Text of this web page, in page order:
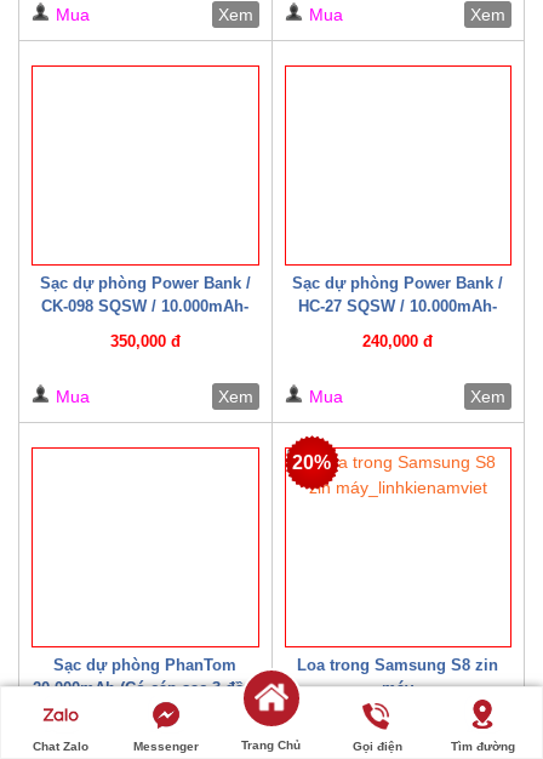
Mua Xem Mua Xem
Sạc dự phòng Power Bank /
CK-098 SQSW / 10.000mAh-
350,000 đ
Mua Xem
Sạc dự phòng Power Bank /
HC-27 SQSW / 10.000mAh-
Trắng/ Đen
240,000 đ
Mua Xem
Sạc dự phòng PhanTom
20.000mAh (Có cáp sạc 3 đầu)
300,000 đ
Loa trong Samsung S8 zin
máy
20,000 đ
20%
Chat Zalo Messenger Trang Chủ Gọi điện Tìm đường